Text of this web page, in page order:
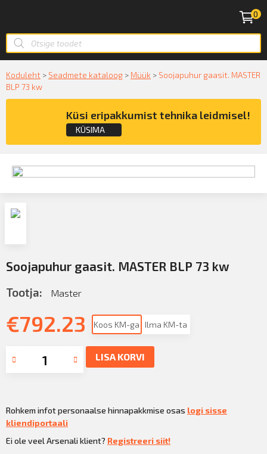
0
Koduleht > Seadmete kataloog > Müük > Soojapuhur gaasit. MASTER
BLP 73 kw
Küsi eripakkumist tehnika leidmisel!
KÜSIMA
Soojapuhur gaasit. MASTER BLP 73 kw
Tootja: Master
€792.23 Koos KM-ga Ilma KM-ta
LISA KORVI
Rohkem infot personaalse hinnapakkmise osas logi sisse
kliendiportaali
Ei ole veel Arsenali klient? Registreeri siit!